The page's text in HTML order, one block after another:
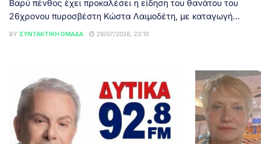
Βαρύ πένθος έχει προκαλέσει η είδηση του θανάτου του
26χρονου πυροσβέστη Κώστα Λαιμοδέτη, με καταγωγή...
BY ΣΥΝΤΑΚΤΙΚΉ ΟΜΆΔΑ 29/07/2026, 23:10